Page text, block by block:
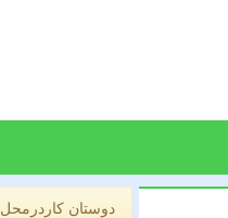
دوستان کاردرمحل